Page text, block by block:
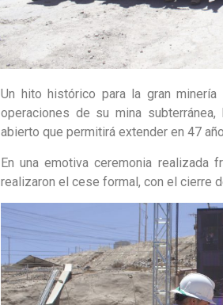
Un hito histórico para la gran
operaciones de su mina
abierto que permitirá extender en 47
En una emotiva ceremonia realizada
realizaron el cese formal, con el cierre